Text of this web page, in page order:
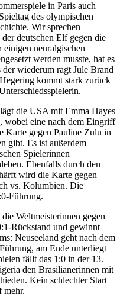
in Paris auch
des olympischen
Wir sprechen
deutschen Elf gegen die
neuralgischen
werden musste, hat es
wiederum ragt Jule Brand
kommt stark zurück
die USA mit Emma Hayes
wobei eine nach dem Eingriff
Karte gegen Pauline Zulu in
gibt. Es ist außerdem
Spielerinnen
Ebenfalls durch den
wird die Karte gegen
vs. Kolumbien. Die
Führung.
Weltmeisterinnen gegen
Rückstand und gewinnt
Neuseeland geht nach dem
am Ende unterliegt
fällt das 1:0 in der 13.
den Brasilianerinnen mit
Kein schlechter Start
mehr.